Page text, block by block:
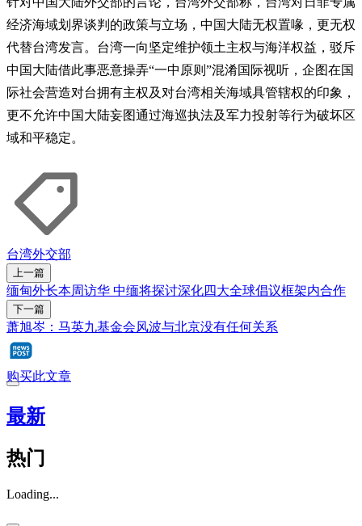
经济海域划界谈判的政策与立场，中国大陆无权置喙，更无权
代替台湾发言。台湾一向坚定维护领土主权与海洋权益，驳斥
中国大陆借此事恶意操弄“一中原则”混淆国际视听，企图在国
际社会营造对台拥有主权及对台湾相关海域具管辖权的印象，
更不允许中国大陆妄图通过海巡执法及军力投射等行为破坏区
域和平稳定。
台湾外交部
上一篇
缅甸外长本周访华 中缅将探讨深化四大全球倡议框架内合作
下一篇
萧旭岑：马英九基金会风波与北京没有任何关系
购买此文章
最新
热门
Loading...